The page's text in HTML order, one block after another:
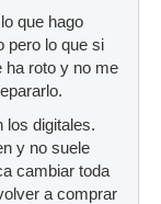
que hago
pero lo que si
ha roto y no me
los digitales.
y no suele
cambiar toda
a comprar